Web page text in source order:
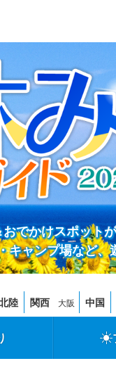
でかけスポット
キャンプ場など
陸 関西 大阪 中国